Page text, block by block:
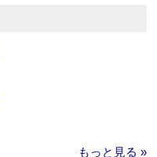
もっと見る »